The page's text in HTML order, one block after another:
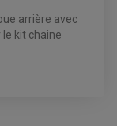
arrière avec
kit chaine